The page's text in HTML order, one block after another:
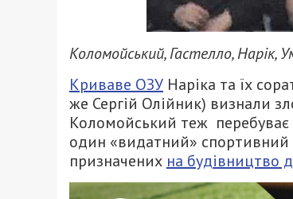
Коломойський, Гастелло, Нарік,
Криваве ОЗУ Наріка та їх
же Сергій Олійник) визнали
Коломойський теж перебуває
один «видатний» спортивний
призначених на будівництво